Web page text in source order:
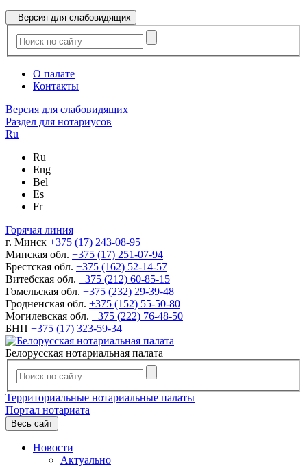
Версия для слабовидящих
О палате
Контакты
Версия для слабовидящих
Раздел для нотариусов
Ru
Ru
Eng
Bel
Es
Fr
Горячая линия
г. Минск +375 (17) 243-08-95
Минская обл. +375 (17) 251-07-94
Брестская обл. +375 (162) 52-14-57
Витебская обл. +375 (212) 60-85-15
Гомельская обл. +375 (232) 29-39-48
Гродненская обл. +375 (152) 55-50-80
Могилевская обл. +375 (222) 76-48-50
БНП +375 (17) 323-59-34
Белорусская нотариальная палата
Территориальные нотариальные палаты
Портал нотариата
Весь сайт
Новости
Актуально